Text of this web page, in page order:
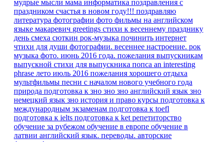
мудрые мысли мама информатика поздравления с
праздником счастья в новом году!!! поздравляю
литература фотографии фото фильмы на английском
языке макаревич greetings стихи к весеннему празднику
день смеха сюткин рок-музыка починить интернет
чтихи для души фотографии. весеннее настроение. рок
музыка фото. июнь 2016 года. пожелания выпускникам
выпускной стихи для выпускника попса an interesting
phrase лето июль 2016 пожелания хорошего отдыха
мультфильмы песни с началом нового учебного года
природа подготовка к зно зно зно английский язык зно
немецкий язык зно история и право курсы подготовка к
международным экзаменам подготовка к toefl
подготовка к ielts подготовка к ket репетиторство
обучение за рубежом обучение в европе обучение в
латвии английский язык. переводы. авторские